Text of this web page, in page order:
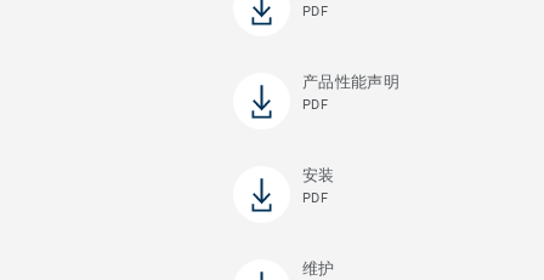
PDF
产品性能声明
PDF
安装
PDF
维护